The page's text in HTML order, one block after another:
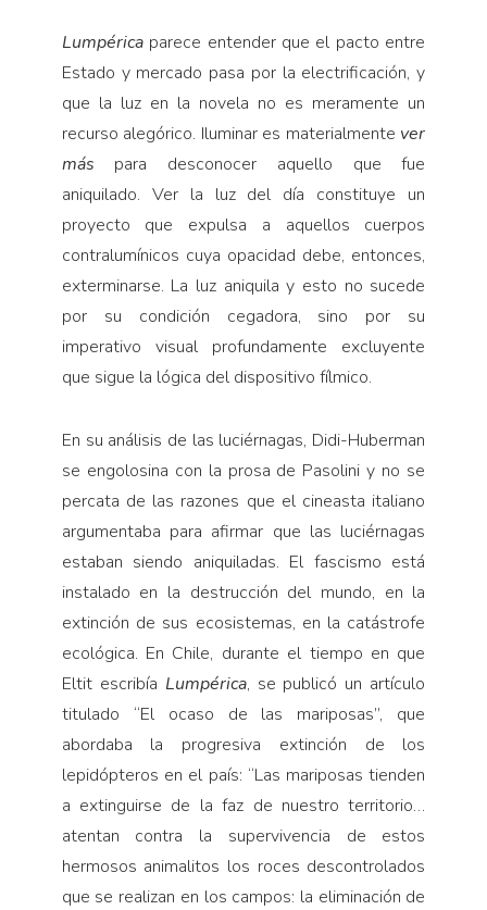
Lumpérica parece entender que el pacto entre
Estado y mercado pasa por la electrificación, y
que la luz en la novela no es meramente un
recurso alegórico. Iluminar es materialmente ver
más para desconocer aquello que fue
aniquilado. Ver la luz del día constituye un
proyecto que expulsa a aquellos cuerpos
contralumínicos cuya opacidad debe, entonces,
exterminarse. La luz aniquila y esto no sucede
por su condición cegadora, sino por su
imperativo visual profundamente excluyente
que sigue la lógica del dispositivo fílmico.
En su análisis de las luciérnagas, Didi-Huberman
se engolosina con la prosa de Pasolini y no se
percata de las razones que el cineasta italiano
argumentaba para afirmar que las luciérnagas
estaban siendo aniquiladas. El fascismo está
instalado en la destrucción del mundo, en la
extinción de sus ecosistemas, en la catástrofe
ecológica. En Chile, durante el tiempo en que
Eltit escribía Lumpérica, se publicó un artículo
titulado “El ocaso de las mariposas”, que
abordaba la progresiva extinción de los
lepidópteros en el país: “Las mariposas tienden
a extinguirse de la faz de nuestro territorio…
atentan contra la supervivencia de estos
hermosos animalitos los roces descontrolados
que se realizan en los campos: la eliminación de